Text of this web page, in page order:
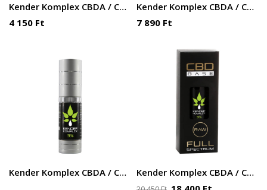
Kender Komplex CBDA / CBD olaj – 3% 5 ml 150 mg
4 150 Ft
Kender Komplex CBDA / CBD olaj – 3% – 10ml 300mg
7 890 Ft
Kender Komplex CBDA / CBD olaj – 3% – 15ml 450mg Kender Komplex CBDA / CBD olaj – 3% – 30ml 900mg